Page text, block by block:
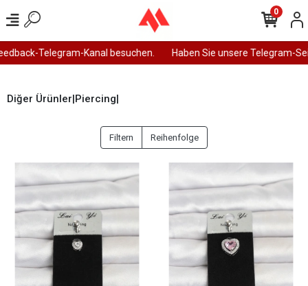
Telegram-Kanal besuchen. Haben Sie unsere Telegram-Seite
0
Diğer Ürünler|Piercing|
Filtern Reihenfolge